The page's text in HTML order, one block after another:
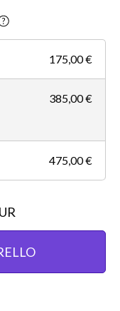
175,00 €
385,00 €
475,00 €